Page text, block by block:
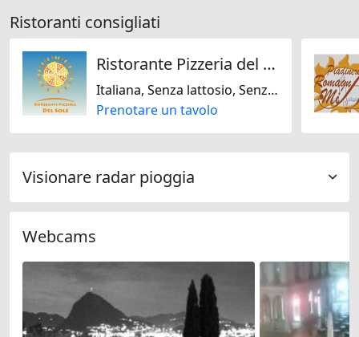
Ristoranti consigliati
Ristorante Pizzeria del Sole
Italiana, Senza lattosio, Senza glutine
Prenotare un tavolo
Visionare radar pioggia
Webcams